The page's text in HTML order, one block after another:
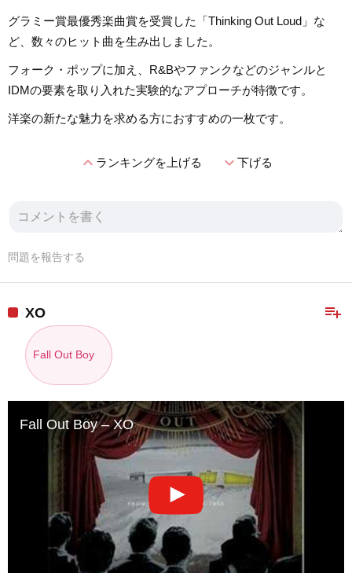
グラミー賞最優秀楽曲賞を受賞した「Thinking Out Loud」な
ど、数々のヒット曲を生み出しました。
フォーク・ポップに加え、R&Bやファンクなどのジャンルと
IDMの要素を取り入れた実験的なアプローチが特徴です。
洋楽の新たな魅力を求める方におすすめの一枚です。
expand_lessランキングを上げる expand_more下げる
問題を報告する
playlist_add
XO
Fall Out Boy
Fall Out Boy – XO